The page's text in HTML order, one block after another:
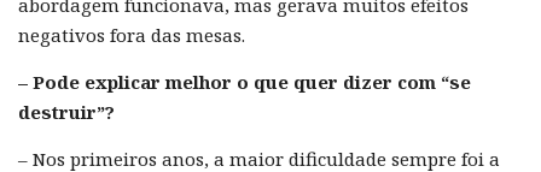
abordagem funcionava, mas gerava muitos efeitos
negativos fora das mesas.
– Pode explicar melhor o que quer dizer com “se
destruir”?
– Nos primeiros anos, a maior dificuldade sempre foi a